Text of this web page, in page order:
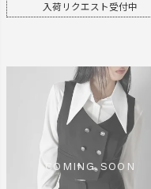
入荷リクエスト受付中